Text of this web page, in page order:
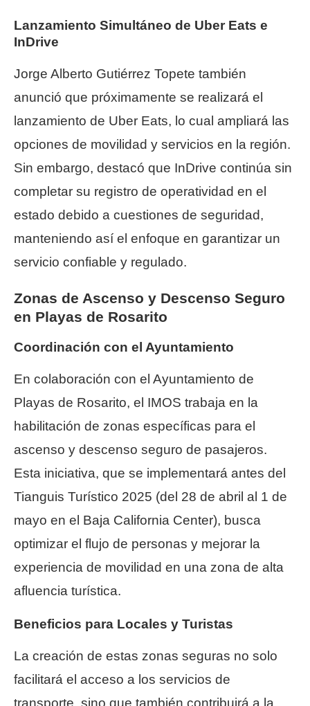
Lanzamiento Simultáneo de Uber Eats e
InDrive
Jorge Alberto Gutiérrez Topete también
anunció que próximamente se realizará el
lanzamiento de Uber Eats, lo cual ampliará las
opciones de movilidad y servicios en la región.
Sin embargo, destacó que InDrive continúa sin
completar su registro de operatividad en el
estado debido a cuestiones de seguridad,
manteniendo así el enfoque en garantizar un
servicio confiable y regulado.
Zonas de Ascenso y Descenso Seguro
en Playas de Rosarito
Coordinación con el Ayuntamiento
En colaboración con el Ayuntamiento de
Playas de Rosarito, el IMOS trabaja en la
habilitación de zonas específicas para el
ascenso y descenso seguro de pasajeros.
Esta iniciativa, que se implementará antes del
Tianguis Turístico 2025 (del 28 de abril al 1 de
mayo en el Baja California Center), busca
optimizar el flujo de personas y mejorar la
experiencia de movilidad en una zona de alta
afluencia turística.
Beneficios para Locales y Turistas
La creación de estas zonas seguras no solo
facilitará el acceso a los servicios de
transporte, sino que también contribuirá a la